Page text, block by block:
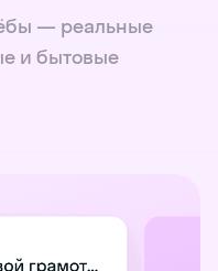
— реальные
и бытовые